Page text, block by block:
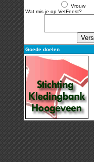
Vrouw
Wat mis je op VetFeest?
Goede doelen